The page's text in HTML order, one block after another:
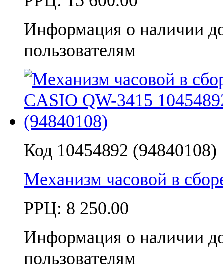
Информация о наличии
пользователям
Код 10454892 (94840108)
Механизм часовой в
РРЦ: 8 250.00
Информация о наличии
пользователям